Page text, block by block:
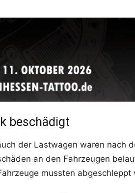
beschädigt
der Lastwagen waren nach
an den Fahrzeugen
mussten abgeschleppt